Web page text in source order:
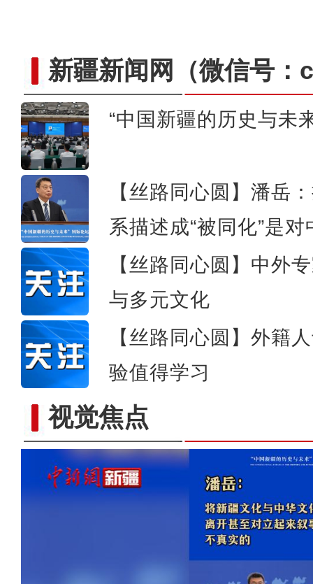
新疆新闻网 （微信号
“中国新疆的历史与未
【丝路同心圆】潘岳
系描述成“被同化”是对
【丝路同心圆】中外
与多元文化
【丝路同心圆】外籍
验值得学习
视觉焦点新疆吐鲁番火焰山景区